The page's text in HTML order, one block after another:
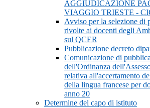
AGGIUDICAZIONE
VIAGGIO TRIESTE -
Avviso per la selezione di
rivolte ai docenti degli
sul QCER
Pubblicazione decreto
Comunicazione di
dell'Ordinanza
relativa all'accertamento
della lingua francese per
anno 20
Determine del capo di istituto